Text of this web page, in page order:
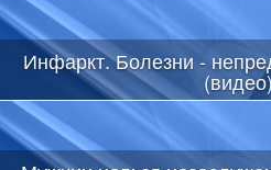
Инфаркт. Болезни -
(видео)